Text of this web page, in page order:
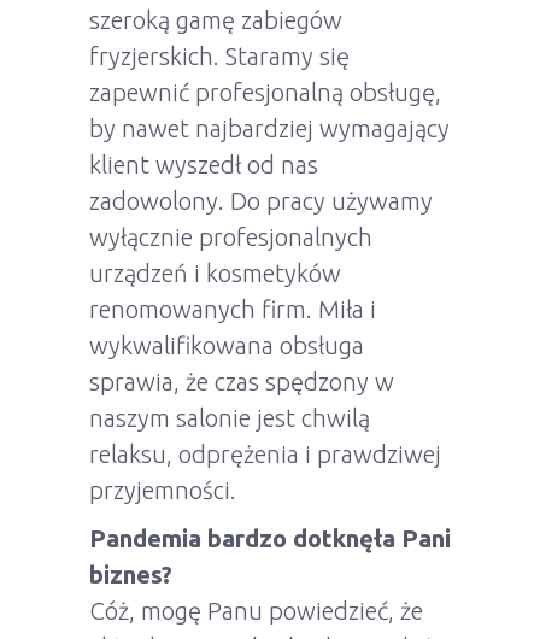
szeroką gamę zabiegów
fryzjerskich. Staramy się
zapewnić profesjonalną obsługę,
by nawet najbardziej wymagający
klient wyszedł od nas
zadowolony. Do pracy używamy
wyłącznie profesjonalnych
urządzeń i kosmetyków
renomowanych firm. Miła i
wykwalifikowana obsługa
sprawia, że czas spędzony w
naszym salonie jest chwilą
relaksu, odprężenia i prawdziwej
przyjemności.
Pandemia bardzo dotknęła Pani
biznes?
Cóż, mogę Panu powiedzieć, że